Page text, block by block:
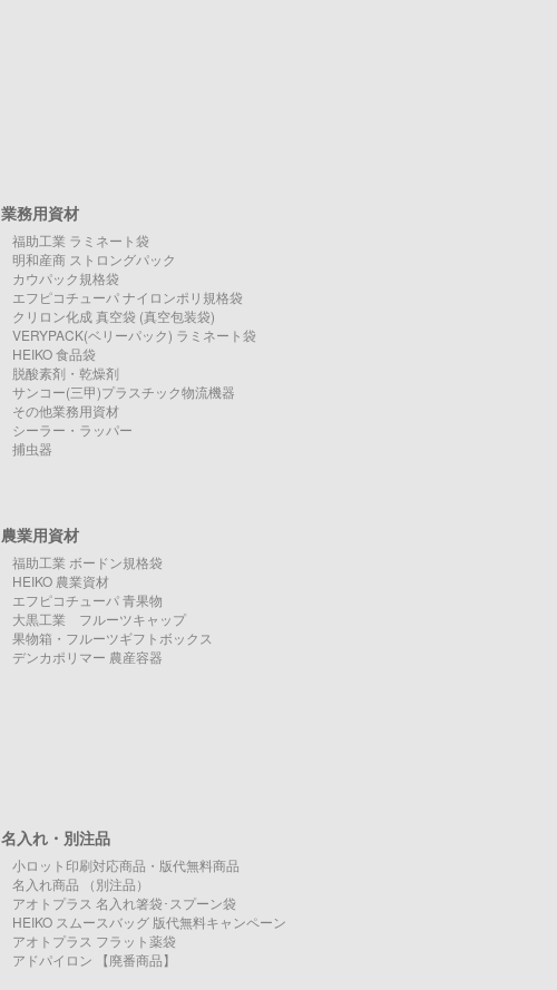
業務用資材
福助工業 ラミネート袋
明和産商 ストロングパック
カウパック規格袋
エフピコチューパ ナイロンポリ規格袋
クリロン化成 真空袋 (真空包装袋)
VERYPACK(ベリーパック) ラミネート袋
HEIKO 食品袋
脱酸素剤・乾燥剤
サンコー(三甲)プラスチック物流機器
その他業務用資材
シーラー・ラッパー
捕虫器
農業用資材
福助工業 ボードン規格袋
HEIKO 農業資材
エフピコチューパ 青果物
大黒工業 フルーツキャップ
果物箱・フルーツギフトボックス
デンカポリマー 農産容器
名入れ・別注品
小ロット印刷対応商品・版代無料商品
名入れ商品 （別注品）
アオトプラス 名入れ箸袋･スプーン袋
HEIKO スムースバッグ 版代無料キャンペーン
アオトプラス フラット薬袋
アドパイロン 【廃番商品】